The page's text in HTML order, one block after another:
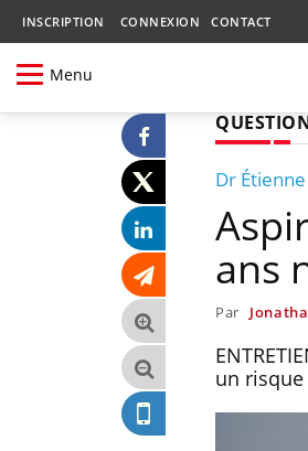
INSCRIPTION CONNEXION CONTACT
Menu
Dr
ans
Par
un risque